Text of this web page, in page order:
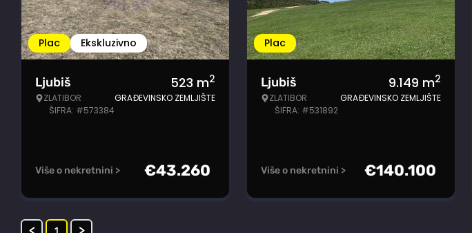
Plac Ekskluzivno
Ljubiš
ZLATIBOR
ŠIFRA: #573384
523 m2
GRAĐEVINSKO ZEMLJIŠTE
Više o nekretnini > €43.260
Plac
Ljubiš
ZLATIBOR
ŠIFRA: #531892
9.149 m2
GRAĐEVINSKO ZEMLJIŠTE
Više o nekretnini > €140.100
< 1 >